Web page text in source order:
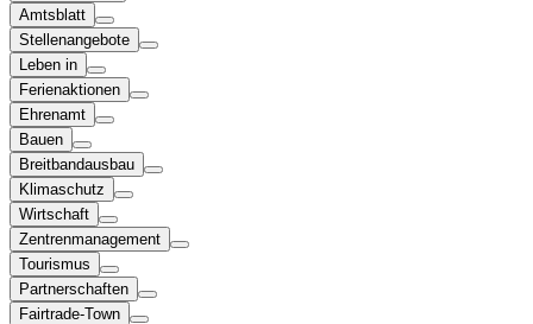
Amtsblatt
Stellenangebote
Leben in
Ferienaktionen
Ehrenamt
Bauen
Breitbandausbau
Klimaschutz
Wirtschaft
Zentrenmanagement
Tourismus
Partnerschaften
Fairtrade-Town